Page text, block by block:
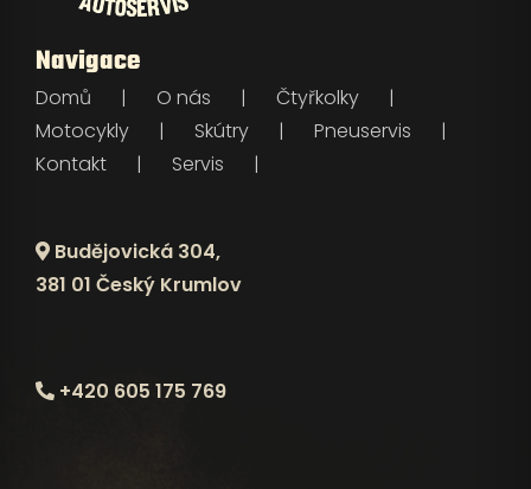
Navigace
Domů O nás
Čtyřkolky
Motocykly
Skútry
Pneuservis
Kontakt
Servis
Budějovická 304,
381 01 Český Krumlov
+420 605 175 769